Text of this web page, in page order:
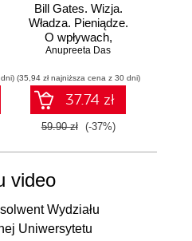
Bill Gates. Wizja.
Władza. Pieniądze.
O wpływach,
biznesie i tym, co
Anupreeta Das
(35,94 zł najniższa cena z 30 dni)
37.74 zł
59.90 zł (-37%)
video
Wydziału
Uniwersytetu